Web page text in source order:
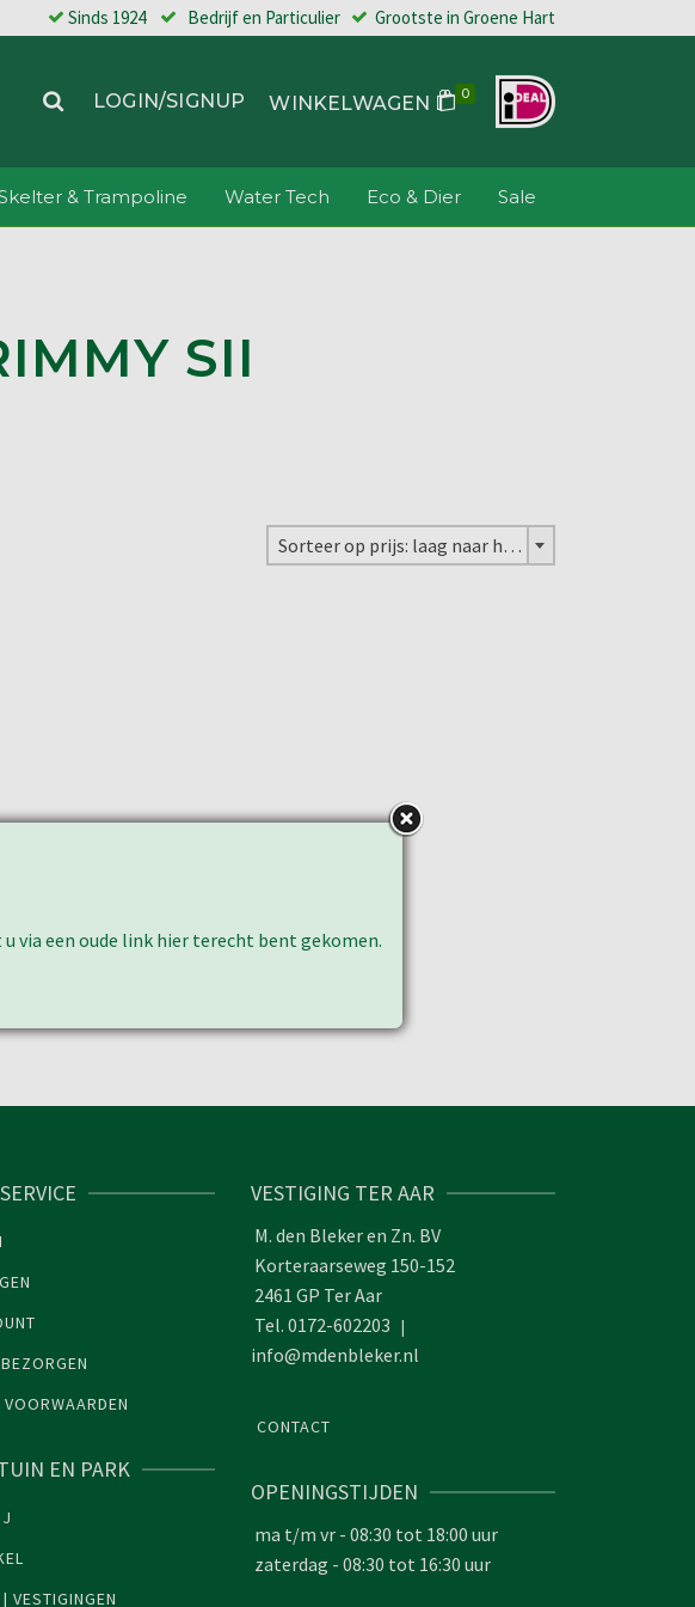
Sinds 1924 Bedrijf en Particulier Grootste in Groene Hart
LOGIN/SIGNUP WINKELWAGEN 0
& Trampoline Water Tech Eco & Dier Sale
SII
Sorteer op prijs: laag naar hoog
EN PARK
VESTIGINGEN
VESTIGING TER AAR
M. den Bleker en Zn. BV
Korteraarseweg 150-152
2461 GP Ter Aar
Tel. 0172-602203 |
info@mdenbleker.nl
CONTACT
OPENINGSTIJDEN
ma t/m vr - 08:30 tot 18:00 uur
zaterdag - 08:30 tot 16:30 uur
via een oude link hier terecht bent gekomen.